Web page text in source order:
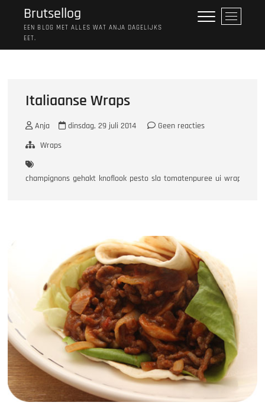
Brutsellog
EEN BLOG MET ALLES WAT ANJA DAGELIJKS
EET.
M
e
Italiaanse Wraps
Anja dinsdag, 29 juli 2014
Geen reacties
Wraps
champignons gehakt knoflook pesto sla tomatenpuree ui wraps